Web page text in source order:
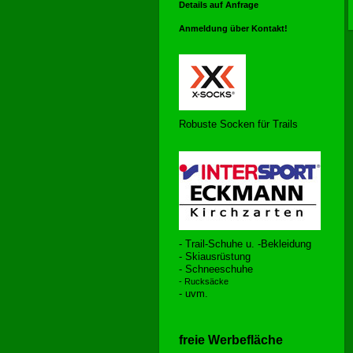
Details auf Anfrage
Anmeldung über Kontakt!
Robuste Socken für Trails
- Trail-Schuhe u. -Bekleidung
- Skiausrüstung
- Schneeschuhe
- Rucksäcke
- uvm.
freie Werbefläche